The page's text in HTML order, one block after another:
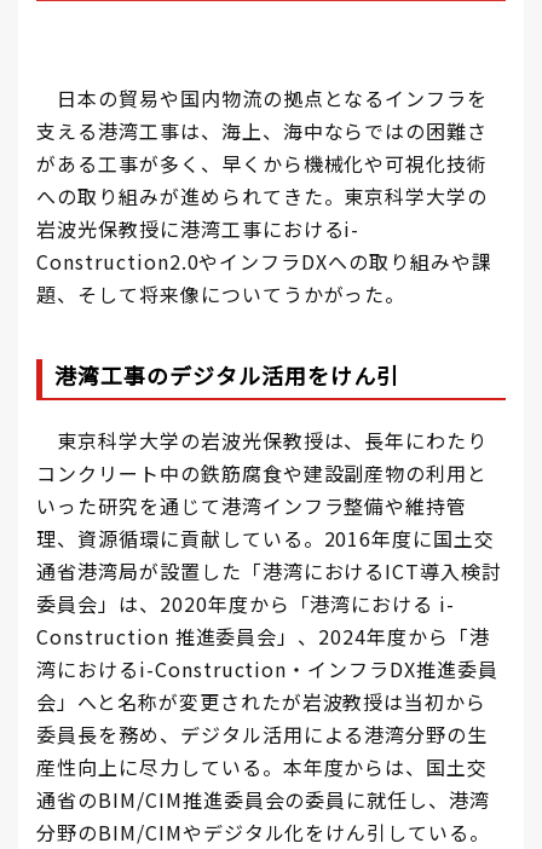
日本の貿易や国内物流の拠点となるインフラを
支える港湾工事は、海上、海中ならではの困難さ
がある工事が多く、早くから機械化や可視化技術
への取り組みが進められてきた。東京科学大学の
岩波光保教授に港湾工事におけるi-
Construction2.0やインフラDXへの取り組みや課
題、そして将来像についてうかがった。
港湾工事のデジタル活用をけん引
東京科学大学の岩波光保教授は、長年にわたり
コンクリート中の鉄筋腐食や建設副産物の利用と
いった研究を通じて港湾インフラ整備や維持管
理、資源循環に貢献している。2016年度に国土交
通省港湾局が設置した「港湾におけるICT導入検討
委員会」は、2020年度から「港湾における i-
Construction 推進委員会」、2024年度から「港
湾におけるi-Construction・インフラDX推進委員
会」へと名称が変更されたが岩波教授は当初から
委員長を務め、デジタル活用による港湾分野の生
産性向上に尽力している。本年度からは、国土交
通省のBIM/CIM推進委員会の委員に就任し、港湾
分野のBIM/CIMやデジタル化をけん引している。